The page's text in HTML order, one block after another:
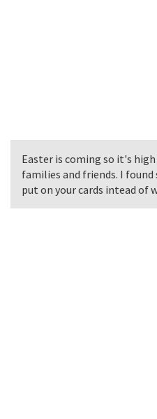
Easter is coming so it's
families and friends. I found
put on your cards intead of